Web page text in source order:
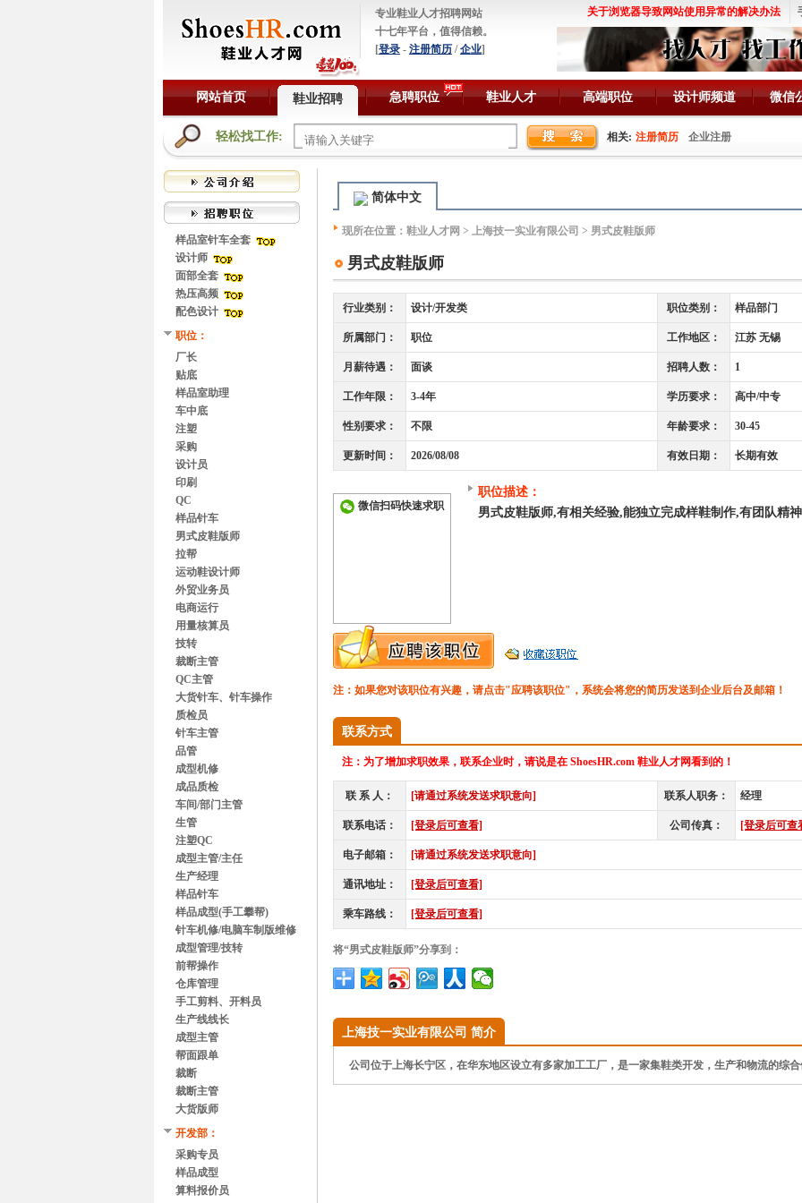
专业鞋业人才招聘网站
十七年平台，值得信赖。
[登录 - 注册简历 /企业]
关于浏览器导致网站使用异常的解决办法
网站首页 鞋业招聘 急聘职位 鞋业人才 高端职位 设计师频道 微信
轻松找工作: 相关: 注册简历 企业注册
简体中文
现所在位置： 鞋业人才网 > 上海技一实业有限公司 > 男式皮鞋版师
男式皮鞋版师
行业类别： 设计/开发类 职位类别： 样品部门
所属部门： 职位 工作地区： 江苏 无锡
月薪待遇： 面谈 招聘人数： 1
工作年限： 3-4年 学历要求： 高中/中专
性别要求： 不限 年龄要求： 30-45
更新时间： 2026/08/08 有效日期： 长期有效
微信扫码快速求职
职位描述：
男式皮鞋版师,有相关经验,能独立完成样鞋制作,有团队精
注：如果您对该职位有兴趣，请点击"应聘该职位"，系统会将您的简历发送到企业后台及邮箱！
联系方式
注： 为了增加求职效果，联系企业时，请说是在 ShoesHR.com 鞋业人才网看到的！
联 系 人： [请通过系统发送求职意向] 联系人职务： 经理
联系电话： [登录后可查看] 公司传真： [登录后可查
电子邮箱： [请通过系统发送求职意向]
通讯地址： [登录后可查看]
乘车路线： [登录后可查看]
将“男式皮鞋版师”分享到：
上海技一实业有限公司 简介
公司位于上海长宁区，在华东地区设立有多家加工工厂，是一家集鞋类开发，生产和物流的综
样品室针车全套
设计师
面部全套
热压高频
配色设计
职位：
厂长
贴底
样品室助理
车中底
注塑
采购
设计员
印刷
QC
样品针车
男式皮鞋版师
拉帮
运动鞋设计师
外贸业务员
电商运行
用量核算员
技转
裁断主管
QC主管
大货针车、针车操作
质检员
针车主管
品管
成型机修
成品质检
车间/部门主管
生管
注塑QC
成型主管/主任
生产经理
样品针车
样品成型(手工攀帮)
针车机修/电脑车制版维修
成型管理/技转
前帮操作
仓库管理
手工剪料、开料员
生产线线长
成型主管
帮面跟单
裁断
裁断主管
大货版师
开发部：
采购专员
样品成型
算料报价员